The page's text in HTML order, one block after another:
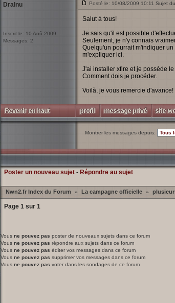
Dralnu
Inscrit le: 10 Aoû 2009
Messages: 2
Posté le: 10/08/2009 10:11 Sujet
Salut à tous!
Je sais qu'il est possible
Seulement, je n'y connais
Quelqu'un pourrait m'indiquer
m'expliquer ici.
J'ai installer xfire et je possède
Comment dois je procéder.
Voilà, je vous remercie d'avance!
Montrer les messages depuis:
Poster un nouveau sujet- Répondre au sujet
Nwn2.fr Index du Forum » La campagne officielle »
Page 1sur 1
Vous ne pouvez pas poster de nouveaux sujets dans ce forum
Vous ne pouvez pas répondre aux sujets dans ce forum
Vous ne pouvez pas éditer vos messages dans ce forum
Vous ne pouvez pas supprimer vos messages dans ce forum
Vous ne pouvez pas voter dans les sondages de ce forum